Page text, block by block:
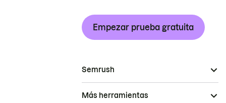
Empezar prueba gratuita
Semrush
Más herramientas